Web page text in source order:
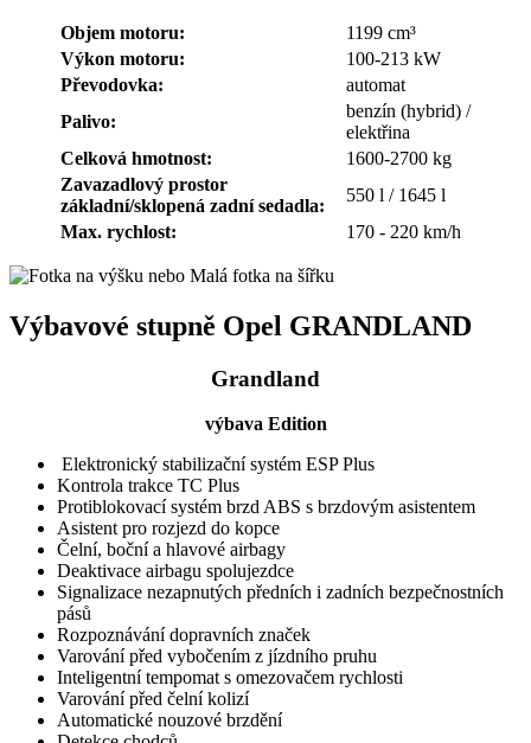
Objem motoru:
1199 cm³
Výkon motoru:
100-213 kW
Převodovka:
automat
Palivo:
benzín (hybrid) /
elektřina
Celková hmotnost:
1600-2700 kg
Zavazadlový prostor
základní/sklopená zadní sedadla:
550 l / 1645 l
Max. rychlost:
170 - 220 km/h
Výbavové stupně Opel GRANDLAND
Grandland
výbava Edition
Elektronický stabilizační systém ESP Plus
Kontrola trakce TC Plus
Protiblokovací systém brzd ABS s brzdovým asistentem
Asistent pro rozjezd do kopce
Čelní, boční a hlavové airbagy
Deaktivace airbagu spolujezdce
Signalizace nezapnutých předních i zadních bezpečnostních
pásů
Rozpoznávání dopravních značek
Varování před vybočením z jízdního pruhu
Inteligentní tempomat s omezovačem rychlosti
Varování před čelní kolizí
Automatické nouzové brzdění